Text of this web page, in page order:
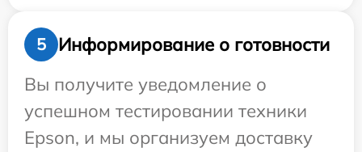
5
Информирование о готовности
Вы получите уведомление о
успешном тестировании техники
Epson, и мы организуем доставку